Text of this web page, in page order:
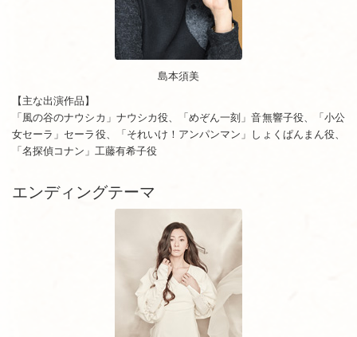
島本須美
【主な出演作品】
「風の谷のナウシカ」ナウシカ役、「めぞん一刻」音無響子役、「小公
女セーラ」セーラ役、「それいけ！アンパンマン」しょくぱんまん役、
「名探偵コナン」工藤有希子役
エンディングテーマ